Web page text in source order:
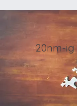
20nm-ig